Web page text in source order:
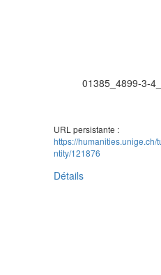
01385_4899-3-
URL persistante :
https://
ntity/121876
Détails